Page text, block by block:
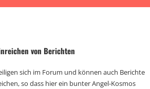
von Berichten
sich im Forum und können auch Berichte
so dass hier ein bunter Angel-Kosmos